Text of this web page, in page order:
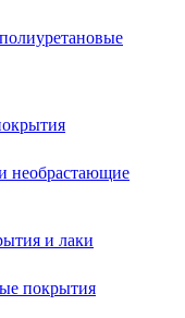
необрастающие
и лаки
покрытия